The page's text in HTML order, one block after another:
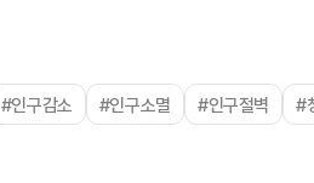
#인구감소 #인구소멸 #인구절벽 #